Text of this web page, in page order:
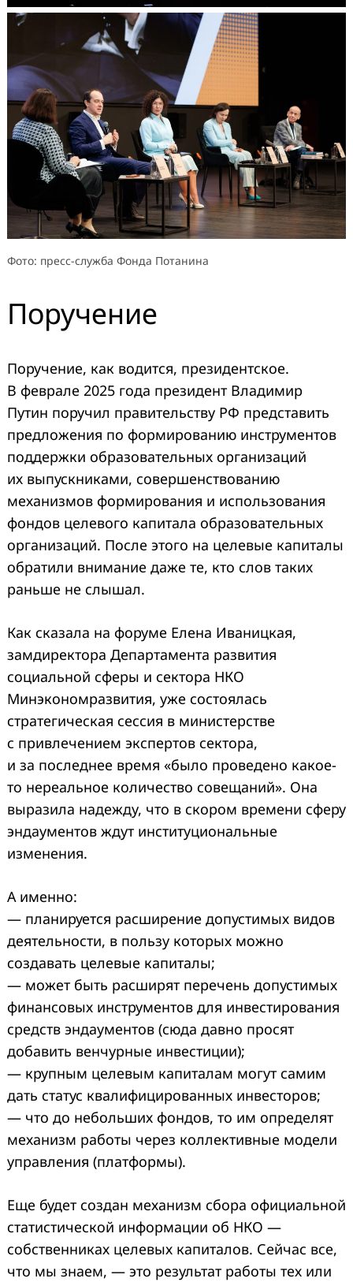
Фото: пресс-служба Фонда Потанина
Поручение
Поручение, как водится, президентское.
В феврале 2025 года президент Владимир
Путин поручил правительству РФ представить
предложения по формированию инструментов
поддержки образовательных организаций
их выпускниками, совершенствованию
механизмов формирования и использования
фондов целевого капитала образовательных
организаций. После этого на целевые капиталы
обратили внимание даже те, кто слов таких
раньше не слышал.
Как сказала на форуме Елена Иваницкая,
замдиректора Департамента развития
социальной сферы и сектора НКО
Минэкономразвития, уже состоялась
стратегическая сессия в министерстве
с привлечением экспертов сектора,
и за последнее время «было проведено какое-
то нереальное количество совещаний». Она
выразила надежду, что в скором времени сферу
эндаументов ждут институциональные
изменения.
А именно:
— планируется расширение допустимых видов
деятельности, в пользу которых можно
создавать целевые капиталы;
— может быть расширят перечень допустимых
финансовых инструментов для инвестирования
средств эндаументов (сюда давно просят
добавить венчурные инвестиции);
— крупным целевым капиталам могут самим
дать статус квалифицированных инвесторов;
— что до небольших фондов, то им определят
механизм работы через коллективные модели
управления (платформы).
Еще будет создан механизм сбора официальной
статистической информации об НКО —
собственниках целевых капиталов. Сейчас все,
что мы знаем, — это результат работы тех или